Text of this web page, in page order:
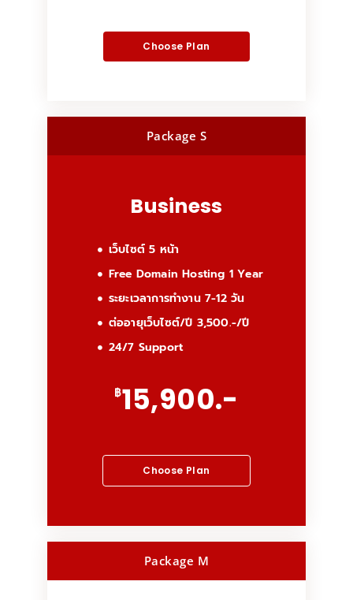
Choose Plan
Package S
Business
เว็บไซต์ 5 หน้า
Free Domain Hosting 1 Year
ระยะเวลาการทำงาน 7-12 วัน
ต่ออายุเว็บไซต์/ปี 3,500.-/ปี
24/7 Support
฿15,900.-
Choose Plan
Package M